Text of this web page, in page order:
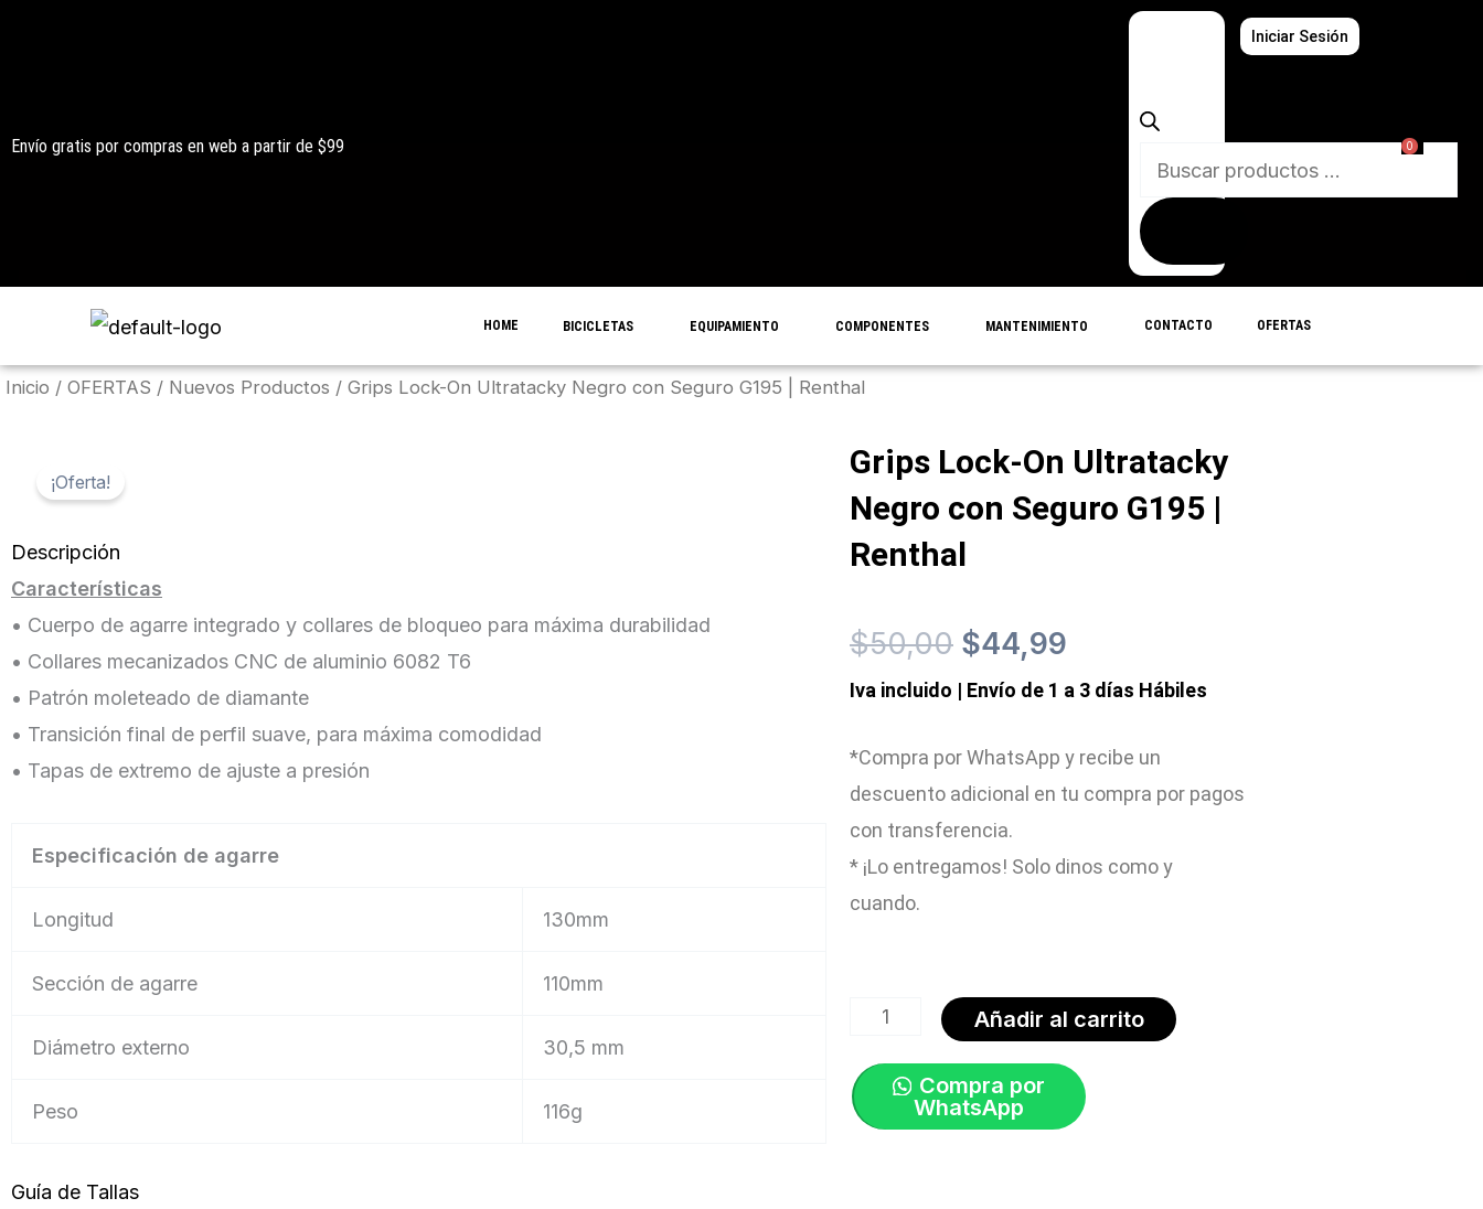
Envío gratis por compras en web a partir de $99
productos
Iniciar Sesión
0
HOME BICICLETAS EQUIPAMIENTO COMPONENTES MANTENIMIENTO CONTACTO OFERTAS
Inicio / OFERTAS / Nuevos Productos / Grips Lock-On Ultratacky Negro con Seguro G195 | Renthal
¡Oferta!
Descripción
Características
• Cuerpo de agarre integrado y collares de bloqueo para máxima durabilidad
• Collares mecanizados CNC de aluminio 6082 T6
• Patrón moleteado de diamante
• Transición final de perfil suave, para máxima comodidad
• Tapas de extremo de ajuste a presión
Especificación de agarre
Longitud 130mm
Sección de agarre 110mm
Diámetro externo 30,5 mm
Peso 116g
Guía de Tallas
Grips Lock-On Ultratacky
Negro con Seguro G195 |
Renthal
$50,00 El
precio
original
era:
$50,00.
$44,99El
precio
actual
es:
$44,99.
Iva incluido | Envío de 1 a 3 días Hábiles
*Compra por WhatsApp y recibe un
descuento adicional en tu compra por pagos
con transferencia.
* ¡Lo entregamos! Solo dinos como y
cuando.
Lock-
On
Ultratacky
Añadir al carrito
Compra por
WhatsApp